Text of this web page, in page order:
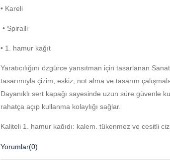
• Kareli
• Spiralli
• 1. hamur kağıt
Yaratıcılığını özgürce yansıtman için tasarlanan
tasarımıyla çizim, eskiz, not alma ve tasarım
Dayanıklı sert kapağı sayesinde uzun süre güvenle
rahatça açıp kullanma kolaylığı sağlar.
Kaliteli 1. hamur kağıdı; kalem, tükenmez ve çeşitli
estetik bir yardımcıdır.
Yorumlar(0)